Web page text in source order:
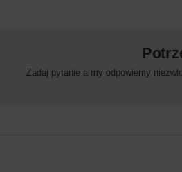
Zadaj pytanie a my odpowiemy